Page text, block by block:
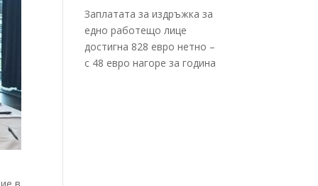
в
Заплатата за издръжка за
едно работещо лице
достигна 828 евро нетно –
с 48 евро нагоре за година